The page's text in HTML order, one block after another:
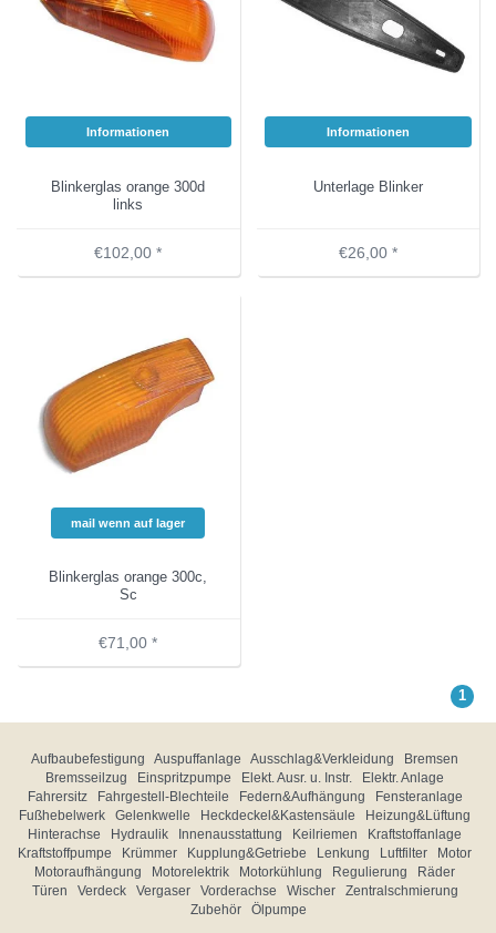
Informationen
Blinkerglas orange 300d
links
€102,00 *
Informationen
Unterlage Blinker
€26,00 *
mail wenn auf lager
Blinkerglas orange 300c,
Sc
€71,00 *
1
Aufbaubefestigung Auspuffanlage Ausschlag&Verkleidung
Bremsen
Bremsseilzug
Einspritzpumpe Elekt. Ausr. u. Instr.
Elektr. Anlage
Fahrersitz
Fahrgestell-Blechteile Federn&Aufhängung
Fensteranlage
Fußhebelwerk
Gelenkwelle Heckdeckel&Kastensäule
Heizung&Lüftung
Hinterachse
Hydraulik Innenausstattung Keilriemen
Kraftstoffanlage
Kraftstoffpumpe
Krümmer Kupplung&Getriebe Lenkung Luftfilter
Motor
Motoraufhängung
Motorelektrik Motorkühlung Regulierung
Räder
Türen
Verdeck Vergaser Vorderachse Wischer
Zentralschmierung
Zubehör
Ölpumpe